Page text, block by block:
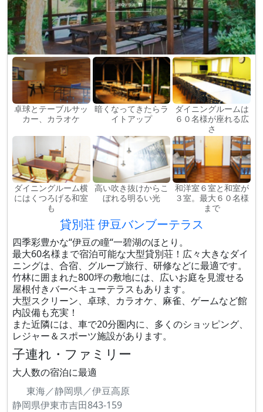
卓球とテーブルサッ
カー、カラオケ
暗くなってきたらラ
イトアップ
ダイニングルームは
６０名様が座れる広
さ
ダイニングルーム横
にはくつろげる和室
も
高い吹き抜けからこ
ぼれる明るい光
和洋室６室と和室が
３室。最大６０名様
まで
貸別荘 伊豆バンブーテラス
四季彩豊かな“伊豆の瞳“一碧湖のほとり。
最大60名様まで宿泊可能な大型貸別荘！広々大きなダイ
ニングは、合宿、グループ旅行、研修などに最適です。
竹林に囲まれた800坪の敷地には、広いお庭を見渡せる
屋根付きバーベキューテラスもあります。
大型スクリーン、卓球、カラオケ、麻雀、ゲームなど館
内設備も充実！
また近隣には、車で20分圏内に、多くのショッピング、
レジャー＆スポーツ施設があります。
子連れ・ファミリー
大人数の宿泊に最適
東海／静岡県／伊豆高原
静岡県伊東市吉田843-159